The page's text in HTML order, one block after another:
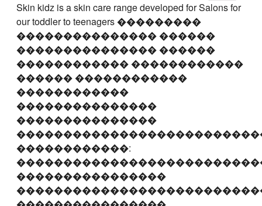
Skin kidz is a skin care range developed for Salons for
our toddler to teenagers ���������
��������������� ������
��������������� ������
������������ ������������
������ ������������
������������
���������������
���������������
������������:
����������������